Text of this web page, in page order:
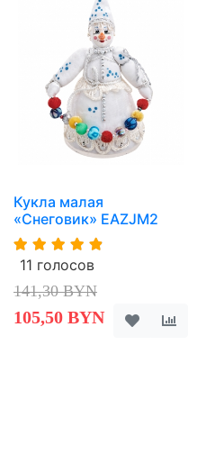
Кукла малая
«Снеговик» EAZJM2
11 голосов
141,30 BYN
105,50 BYN